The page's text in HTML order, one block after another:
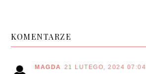
KOMENTARZE
MAGDA 21 LUTEGO, 2024 07:04